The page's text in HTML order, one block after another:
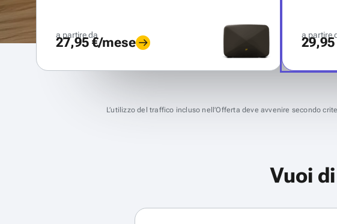
a partire da
27,95 €/mese a partire
L’utilizzo del traffico incluso nell’Offerta deve avvenire secondo
Vuoi